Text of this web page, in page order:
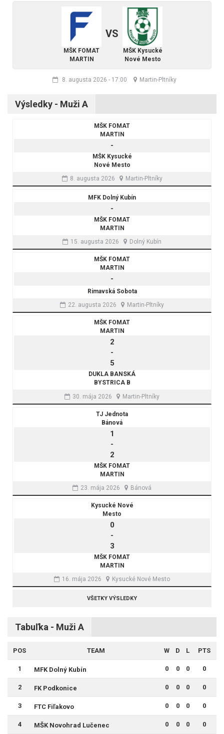
MŠK FOMAT
MARTIN
VS
MŠK Kysucké
Nové Mesto
8. augusta 2026 - 17:00 Martin-Pltníky
Výsledky - Muži A
MŠK FOMAT
MARTIN
-
MŠK Kysucké
Nové Mesto
8. augusta 2026
Martin-Pltníky
MFK Dolný Kubín
-
MŠK FOMAT
MARTIN
15. augusta 2026
Dolný Kubín
MŠK FOMAT
MARTIN
-
Rimavská Sobota
22. augusta 2026
Martin-Pltníky
MŠK FOMAT
MARTIN
2
-
5
DUKLA BANSKÁ
BYSTRICA B
30. mája 2026
Martin-Pltníky
TJ Jednota
Bánová
1
-
2
MŠK FOMAT
MARTIN
23. mája 2026
Bánová
Kysucké Nové
Mesto
0
-
3
MŠK FOMAT
MARTIN
16. mája 2026
Kysucké Nové Mesto
VŠETKY VÝSLEDKY
Tabuľka - Muži A
POS TEAM W D L PTS
1 MFK Dolný Kubín 0 0 0 0
2 FK Podkonice 0 0 0 0
3 FTC Fiľakovo 0 0 0 0
4 MŠK Novohrad Lučenec 0 0 0 0